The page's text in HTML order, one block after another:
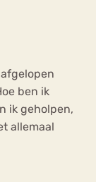
ben ik
ik geholpen,
allemaal